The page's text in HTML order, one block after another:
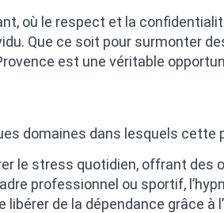
où le respect et la
Que ce soit pour surmonter
est une véritable
domaines dans lesquels
le stress quotidien, offrant
professionnel ou sportif,
de la dépendance grâce à